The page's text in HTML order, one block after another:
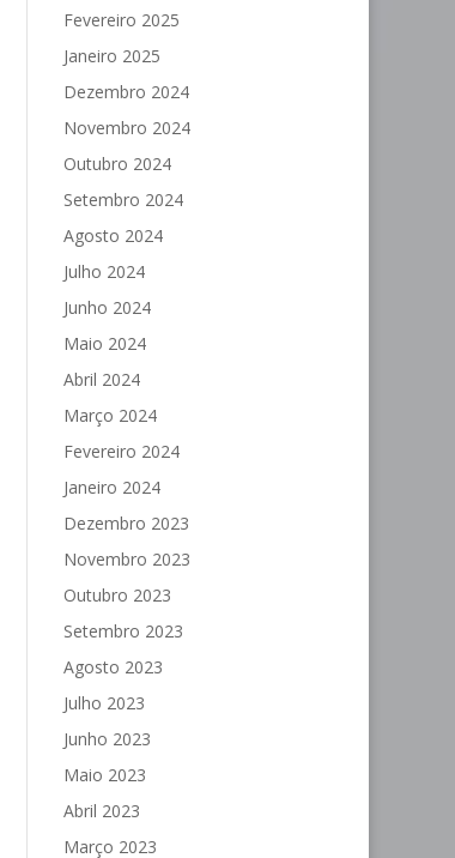
Fevereiro 2025
Janeiro 2025
Dezembro 2024
Novembro 2024
Outubro 2024
Setembro 2024
Agosto 2024
Julho 2024
Junho 2024
Maio 2024
Abril 2024
Março 2024
Fevereiro 2024
Janeiro 2024
Dezembro 2023
Novembro 2023
Outubro 2023
Setembro 2023
Agosto 2023
Julho 2023
Junho 2023
Maio 2023
Abril 2023
Março 2023